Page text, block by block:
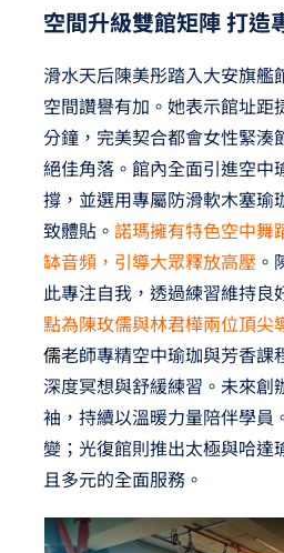
空間升級雙館矩陣 打造
滑水天后陳美彤踏入大安旗艦
空間讚譽有加。她表示館址距
分鐘，完美契合都會女性緊湊
絕佳角落。館內全面引進空中
撐，並選用專屬防滑軟木塞瑜
致體貼。 諾瑪擁有特色空中舞
缽音頻，引導大眾釋放高壓 。
此專注自我，透過練習維持良
點為陳玫儒與林君樺兩位頂尖
儒老師專精空中瑜珈與芳香課
深度冥想與舒緩練習。未來創
袖，持續以溫暖力量陪伴學員
變；光復館則推出太極與哈達
且多元的全面服務。